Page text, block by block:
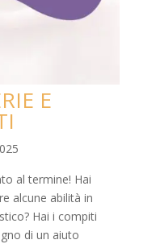
E
al termine! Hai
alcune abilità in
Hai i compiti
di un aiuto